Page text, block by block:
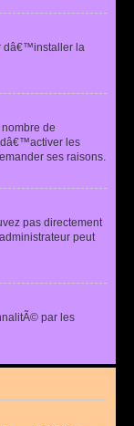
dâ€™installer la
de
les
ses raisons.
pas directement
peut
par les